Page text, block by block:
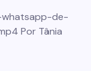
de-
Por Tânia